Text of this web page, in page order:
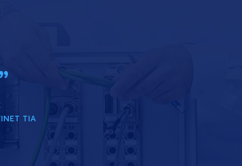
TIA